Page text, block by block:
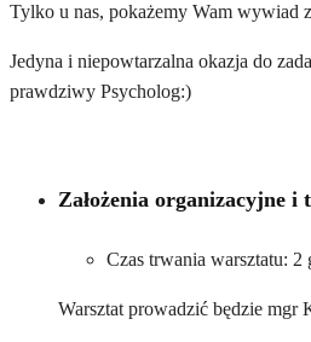
Tylko u nas, pokażemy Wam wywiad
Jedyna i niepowtarzalna okazja do
prawdziwy Psycholog:)
Założenia organizacyjne i
Czas trwania warsztatu: 2
Warsztat prowadzić będzie mgr